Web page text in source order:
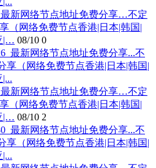
最新网络节点地址免费分享…不定
（网络免费节点香港|日本|韩国|
|… 08/10 0
最新网络节点地址免费分享…不定
（网络免费节点香港|日本|韩国|
|… 08/10 2